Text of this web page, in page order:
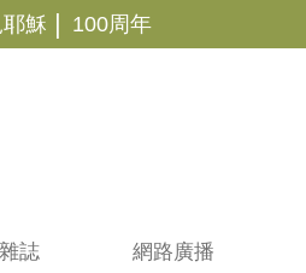
穌 | 100周年
誌 網路廣播